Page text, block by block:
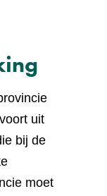
uit
bij de
moet